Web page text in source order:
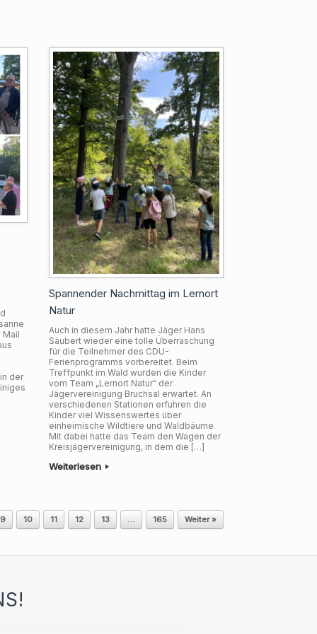
Mail
der
Spannender Nachmittag im Lernort
Natur
Auch in diesem Jahr hatte Jäger Hans
Säubert wieder eine tolle Überraschung
für die Teilnehmer des CDU-
Ferienprogramms vorbereitet. Beim
Treffpunkt im Wald wurden die Kinder
vom Team „Lernort Natur“ der
Jägervereinigung Bruchsal erwartet. An
verschiedenen Stationen erfuhren die
Kinder viel Wissenswertes über
einheimische Wildtiere und Waldbäume.
Mit dabei hatte das Team den Wagen der
Kreisjägervereinigung, in dem die […]
Weiterlesen
9 10 11 12 13 … 165 Weiter »